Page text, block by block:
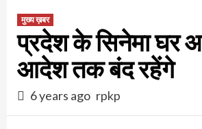
मुख्य ख़बर
प्रदेश के सिनेमा घर
आदेश तक बंद रहेंगे
6 years ago rpkp